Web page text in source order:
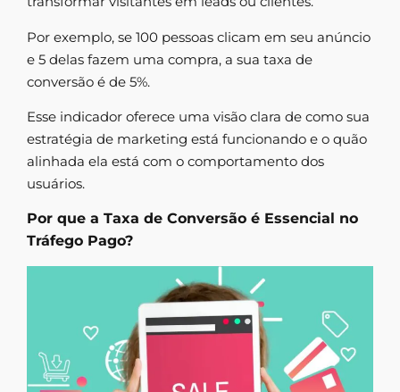
Por exemplo, se 100 pessoas clicam em seu anúncio
e 5 delas fazem uma compra, a sua taxa de
conversão é de 5%.
Esse indicador oferece uma visão clara de como sua
estratégia de marketing está funcionando e o quão
alinhada ela está com o comportamento dos
usuários.
Por que a Taxa de Conversão é Essencial no
Tráfego Pago?